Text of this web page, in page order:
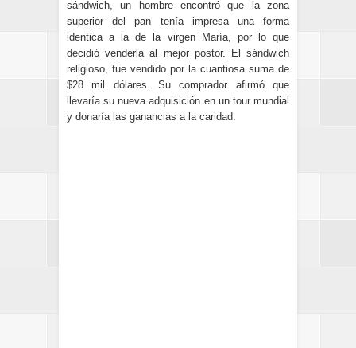
sándwich, un hombre encontró que la zona
superior del pan tenía impresa una forma
identica a la de la virgen María, por lo que
decidió venderla al mejor postor. El sándwich
religioso, fue vendido por la cuantiosa suma de
$28 mil dólares. Su comprador afirmó que
llevaría su nueva adquisición en un tour mundial
y donaría las ganancias a la caridad.